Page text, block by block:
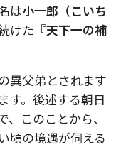
は小一郎（こいち
けた 『天下一の補
異父弟とされます
す。後述する朝日
このことから、
頃の境遇が伺える